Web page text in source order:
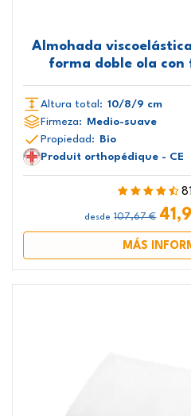
Almohada viscoelástica
forma doble ola con
Altura total: 10/8/9 cm
Firmeza: Medio-suave
Propiedad: Bio
Produit orthopédique - CE
desde 107,67 €
MÁS